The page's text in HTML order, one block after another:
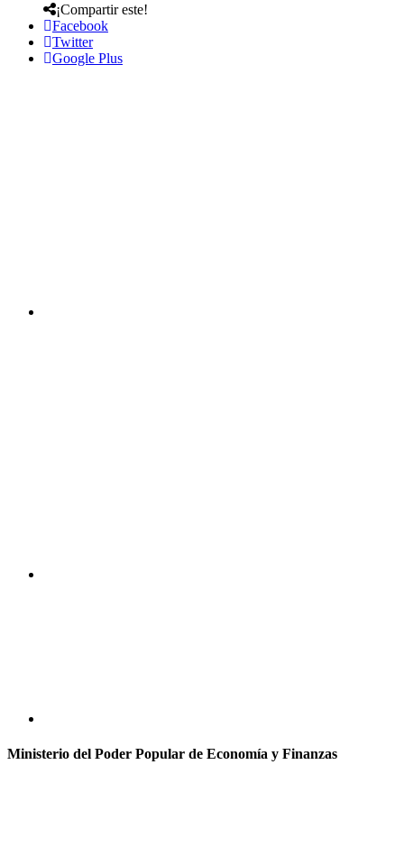
¡Compartir este!
Facebook
Twitter
Google Plus
Ministerio del Poder Popular de Economía y Finanzas